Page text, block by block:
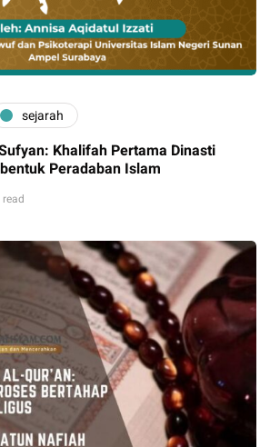
sejarah
Khalifah Pertama Dinasti
Peradaban Islam